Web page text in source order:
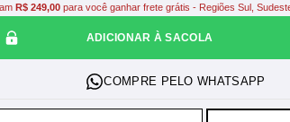
ADICIONAR À SACOLA
R$ 249,00 para você ganhar frete grátis - Regiões Sul,